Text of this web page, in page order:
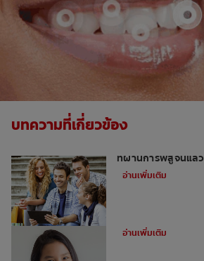
บทความที่เกี่ยวข้อง
ที่ผ่านการพิสูจน์แล้ว
อ่านเพิ่มเติม
อ่านเพิ่มเติม